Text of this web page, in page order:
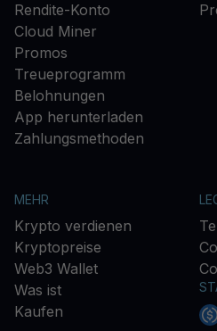
Rendite-Konto
Cloud Miner
Promos
Treueprogramm
Belohnungen
App herunterladen
Zahlungsmethoden
MEHR
Krypto verdienen
Kryptopreise
Web3 Wallet
Was ist
Kaufen